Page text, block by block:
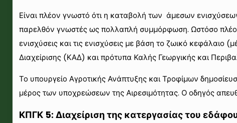
Είναι πλέον γνωστό ότι η καταβολή των άμεσων
παρελθόν γνωστές ως πολλαπλή συμμόρφωση. Ωστόσο πλέον
ενισχύσεις και τις ενισχύσεις με βάση το ζωικό
Διαχείρισης (ΚΑΔ) και πρότυπα Καλής Γεωργικής και
Το υπουργείο Αγροτικής Ανάπτυξης και Τροφίμων
μέρος των υποχρεώσεων της Αιρεσιμότητας. Ο οδηγός
ΚΠΓΚ 5: Διαχείριση της κατεργασίας του